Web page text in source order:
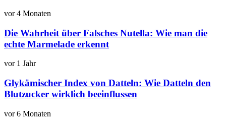
vor 4 Monaten
Die Wahrheit über Falsches Nutella: Wie man die
echte Marmelade erkennt
vor 1 Jahr
Glykämischer Index von Datteln: Wie Datteln den
Blutzucker wirklich beeinflussen
vor 6 Monaten